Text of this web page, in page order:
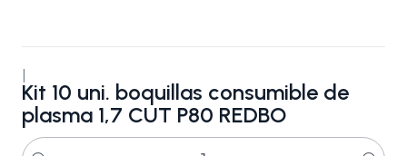
Kit 10 uni. boquillas consumible de
plasma 1,7 CUT P80 REDBO